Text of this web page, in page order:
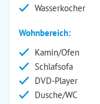
Wasserkocher
Wohnbereich:
Kamin/Ofen
Schlafsofa
DVD-Player
Dusche/WC